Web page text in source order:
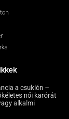
a csuklón –
női karórát
alkalmi